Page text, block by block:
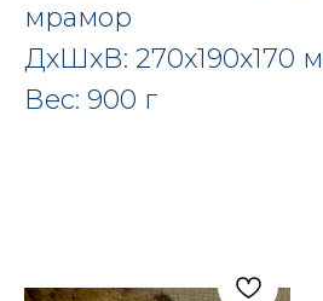
мрамор
ДxШxВ: 270x190x170
Вес: 900 г